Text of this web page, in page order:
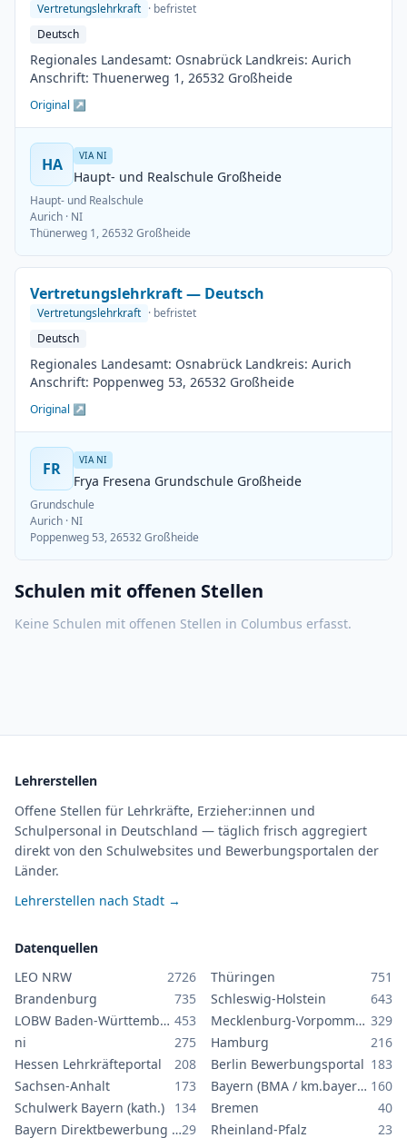
Vertretungslehrkraft · befristet
Deutsch
Regionales Landesamt: Osnabrück Landkreis: Aurich
Anschrift: Thuenerweg 1, 26532 Großheide
Original ↗
HA VIA NI
Haupt- und Realschule Großheide
Haupt- und Realschule
Aurich · NI
Thünerweg 1, 26532 Großheide
Vertretungslehrkraft — Deutsch
Vertretungslehrkraft · befristet
Deutsch
Regionales Landesamt: Osnabrück Landkreis: Aurich
Anschrift: Poppenweg 53, 26532 Großheide
Original ↗
FR VIA NI
Frya Fresena Grundschule Großheide
Grundschule
Aurich · NI
Poppenweg 53, 26532 Großheide
Schulen mit offenen Stellen
Keine Schulen mit offenen Stellen in Columbus erfasst.
Lehrerstellen
Offene Stellen für Lehrkräfte, Erzieher:innen und
Schulpersonal in Deutschland — täglich frisch aggregiert
direkt von den Schulwebsites und Bewerbungsportalen der
Länder.
Lehrerstellen nach Stadt →
Datenquellen
LEO NRW
2726 Thüringen
751
Brandenburg
735 Schleswig-Holstein
643
LOBW Baden-Württemberg 453 Mecklenburg-Vorpommern 329
ni
275 Hamburg
216
Hessen Lehrkräfteportal
208 Berlin Bewerbungsportal 183
Sachsen-Anhalt
173 Bayern (BMA / km.bayern.de) 160
Schulwerk Bayern (kath.)
134 Bremen
40
Bayern Direktbewerbung GS/MS29 Rheinland-Pfalz 23